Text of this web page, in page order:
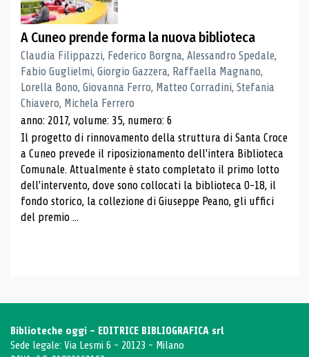
A Cuneo prende forma la nuova biblioteca
Claudia Filippazzi, Federico Borgna, Alessandro Spedale,
Fabio Guglielmi, Giorgio Gazzera, Raffaella Magnano,
Lorella Bono, Giovanna Ferro, Matteo Corradini, Stefania
Chiavero, Michela Ferrero
anno: 2017, volume: 35, numero: 6
Il progetto di rinnovamento della struttura di Santa Croce
a Cuneo prevede il riposizionamento dell'intera Biblioteca
Comunale. Attualmente è stato completato il primo lotto
dell'intervento, dove sono collocati la biblioteca 0-18, il
fondo storico, la collezione di Giuseppe Peano, gli uffici
del premio ...
Biblioteche oggi - EDITRICE BIBLIOGRAFICA srl
Sede legale: Via Lesmi 6 - 20123 - Milano